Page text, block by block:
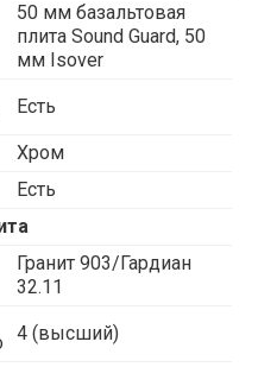
50 мм базальтовая
плита Sound Guard, 50
мм Isover
Есть
Хром
Есть
Гранит 903/Гардиан
32.11
4 (высший)